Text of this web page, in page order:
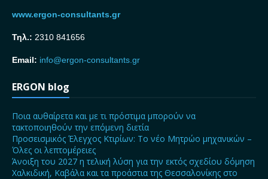
www.ergon-consultants.gr
Τηλ.: 2310 841656
Email: info@ergon-consultants.gr
ERGON blog
Ποια αυθαίρετα και με τι πρόστιμα μπορούν να
τακτοποιηθούν την επόμενη διετία
Προσεισμικός Έλεγχος Κτιρίων: Το νέο Μητρώο μηχανικών –
Όλες οι λεπτομέρειες
Άνοιξη του 2027 η τελική λύση για την εκτός σχεδίου δόμηση
Χαλκιδική, Καβάλα και τα προάστια της Θεσσαλονίκης στο